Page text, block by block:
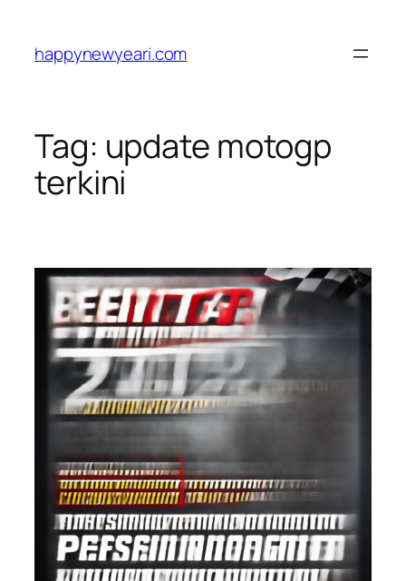
content
happynewyeari.com
Tag: update motogp
terkini